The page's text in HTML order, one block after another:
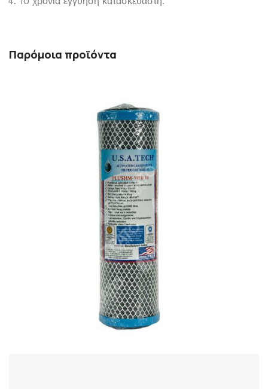
Παρόμοια προϊόντα